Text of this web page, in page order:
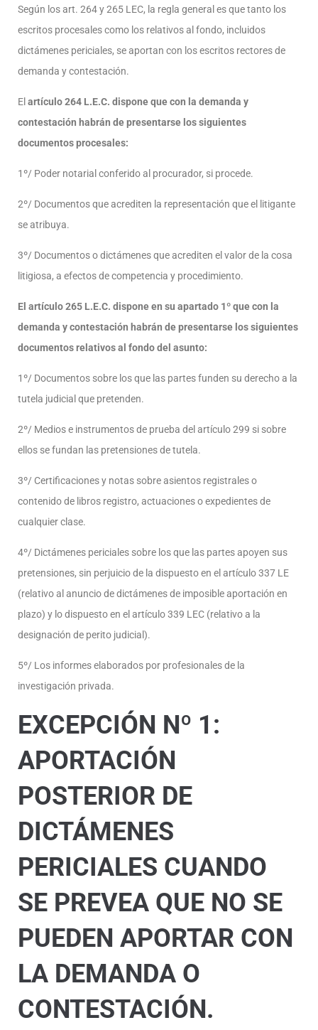
Según los art. 264 y 265 LEC, la regla general es que tanto los
escritos procesales como los relativos al fondo, incluidos
dictámenes periciales, se aportan con los escritos rectores de
demanda y contestación.
Elartículo 264 L.E.C. dispone que con la demanda y
contestación habrán de presentarse los siguientes
documentos procesales:
1º/ Poder notarial conferido al procurador, si procede.
2º/ Documentos que acrediten la representación que el litigante
se atribuya.
3º/ Documentos o dictámenes que acrediten el valor de la cosa
litigiosa, a efectos de competencia y procedimiento.
El artículo 265 L.E.C. dispone en su apartado 1º que con la
demanda y contestación habrán de presentarse los siguientes
documentos relativos al fondo del asunto:
1º/ Documentos sobre los que las partes funden su derecho a la
tutela judicial que pretenden.
2º/ Medios e instrumentos de prueba del artículo 299 si sobre
ellos se fundan las pretensiones de tutela.
3º/ Certificaciones y notas sobre asientos registrales o
contenido de libros registro, actuaciones o expedientes de
cualquier clase.
4º/ Dictámenes periciales sobre los que las partes apoyen sus
pretensiones, sin perjuicio de la dispuesto en el artículo 337 LE
(relativo al anuncio de dictámenes de imposible aportación en
plazo) y lo dispuesto en el artículo 339 LEC (relativo a la
designación de perito judicial).
5º/ Los informes elaborados por profesionales de la
investigación privada.
EXCEPCIÓN Nº 1:
APORTACIÓN
POSTERIOR DE
DICTÁMENES
PERICIALES CUANDO
SE PREVEA QUE NO SE
PUEDEN APORTAR CON
LA DEMANDA O
CONTESTACIÓN.